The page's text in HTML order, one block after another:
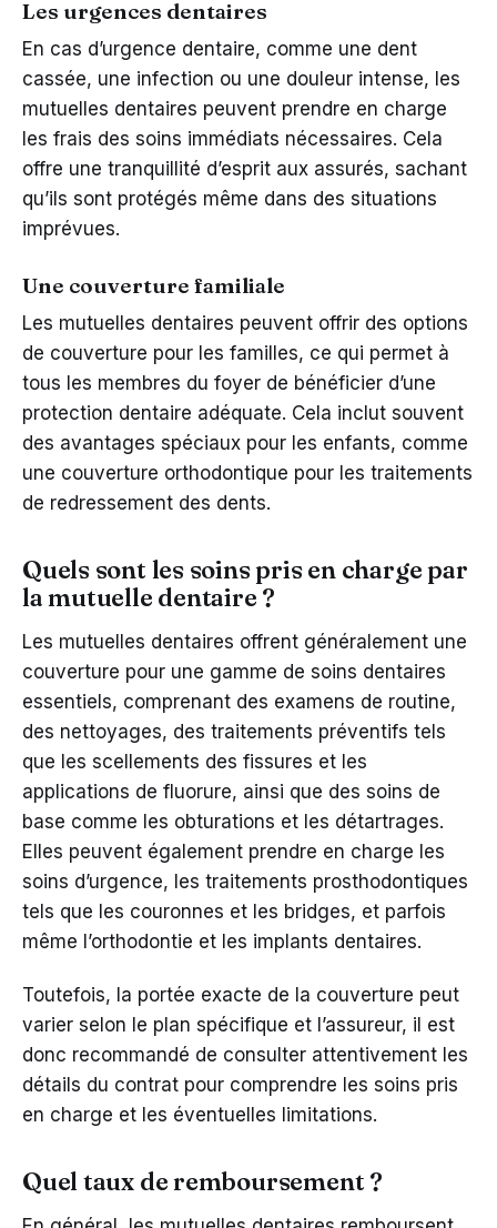
Les urgences dentaires
En cas d’urgence dentaire, comme une dent
cassée, une infection ou une douleur intense, les
mutuelles dentaires peuvent prendre en charge
les frais des soins immédiats nécessaires. Cela
offre une tranquillité d’esprit aux assurés, sachant
qu’ils sont protégés même dans des situations
imprévues.
Une couverture familiale
Les mutuelles dentaires peuvent offrir des options
de couverture pour les familles, ce qui permet à
tous les membres du foyer de bénéficier d’une
protection dentaire adéquate. Cela inclut souvent
des avantages spéciaux pour les enfants, comme
une couverture orthodontique pour les traitements
de redressement des dents.
Quels sont les soins pris en charge par
la mutuelle dentaire ?
Les mutuelles dentaires offrent généralement une
couverture pour une gamme de soins dentaires
essentiels, comprenant des examens de routine,
des nettoyages, des traitements préventifs tels
que les scellements des fissures et les
applications de fluorure, ainsi que des soins de
base comme les obturations et les détartrages.
Elles peuvent également prendre en charge les
soins d’urgence, les traitements prosthodontiques
tels que les couronnes et les bridges, et parfois
même l’orthodontie et les implants dentaires.
Toutefois, la portée exacte de la couverture peut
varier selon le plan spécifique et l’assureur, il est
donc recommandé de consulter attentivement les
détails du contrat pour comprendre les soins pris
en charge et les éventuelles limitations.
Quel taux de remboursement ?